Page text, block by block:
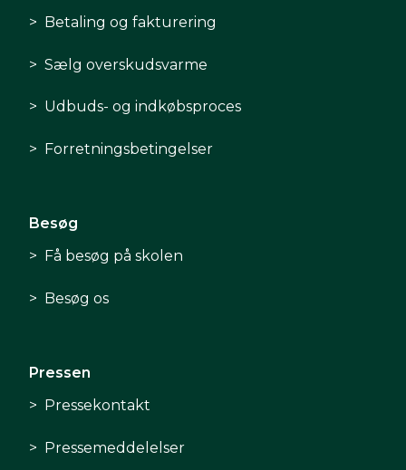
Betaling og fakturering
Sælg overskudsvarme
Udbuds- og indkøbsproces
Forretningsbetingelser
Besøg
Få besøg på skolen
Besøg os
Pressen
Pressekontakt
Pressemeddelelser